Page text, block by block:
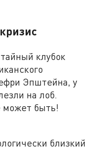
клубок
Эпштейна, у
на лоб.
может быть!
близкий